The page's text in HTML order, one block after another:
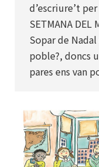
d’escriure’t
SETMANA
Sopar de
poble?, doncs
pares ens van